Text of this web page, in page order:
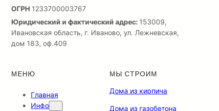
ОГРН 1233700003767
Юридический и фактический адрес: 153009,
Ивановская область, г. Иваново, ул. Лежневская,
дом 183, оф.409
МЕНЮ
Главная
Инфо
МЫ СТРОИМ
Дома из кирпича
Дома из газобетона